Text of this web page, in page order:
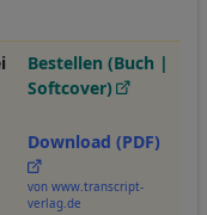
Bestellen (Buch |
Softcover)
Download (PDF)
von www.transcript-
verlag.de